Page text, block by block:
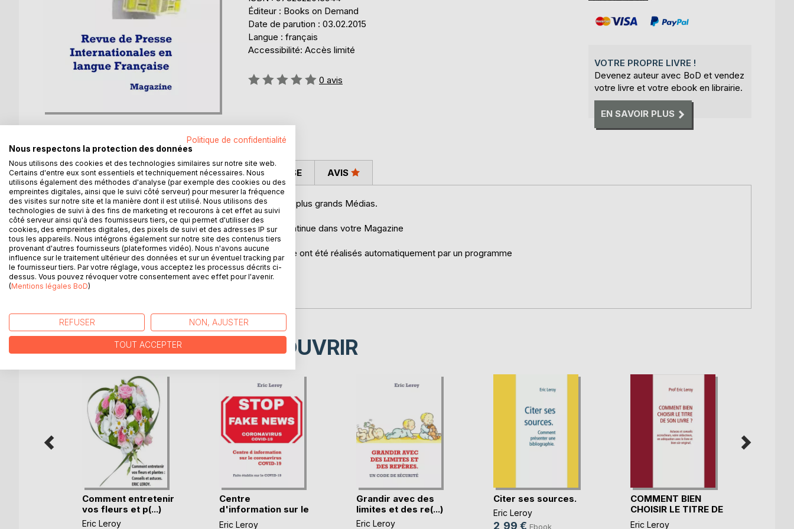
Éditeur : Books on Demand
Date de parution : 03.02.2015
Langue : français
Accessibilité: Accès limité
Évaluation:
0 avis
VOTRE PROPRE LIVRE !
Devenez auteur avec BoD et vendez
votre livre et votre ebook en librairie.
EN SAVOIR PLUS
DESCRIPTION
Revue de Presse Internationales en langue Française des plus grands Médias.
Grâce à une équipe de Journalistes-Valideurs l'info en continue dans votre Magazine
La sélection et le classement des articles de ce magazine ont été réalisés automatiquement par un programme
informatique et validées par notre rédacteur en chef.
.
AUTEUR(S) CRITIQUES PRESSE AVIS
D’AUTRES TITRES À DÉCOUVRIR
Comment entretenir
vos fleurs et p(...)
Eric Leroy
Centre
d'information sur le
corona(...)
Eric Leroy
Grandir avec des
limites et des re(...)
Eric Leroy
Citer ses sources.
Eric Leroy
2,99 € Ebook
COMMENT BIEN
CHOISIR LE TITRE DE
S(...)
Eric Leroy
Politique de confidentialité
Nous respectons la protection des données
Nous utilisons des cookies et des technologies similaires sur notre site web.
Certains d'entre eux sont essentiels et techniquement nécessaires. Nous
utilisons également des méthodes d'analyse (par exemple des cookies ou des
empreintes digitales, ainsi que le suivi côté serveur) pour mesurer la fréquence
des visites sur notre site et la manière dont il est utilisé. Nous utilisons des
technologies de suivi à des fins de marketing et recourons à cet effet au suivi
côté serveur ainsi qu'à des fournisseurs tiers, ce qui permet d'utiliser des
cookies, des empreintes digitales, des pixels de suivi et des adresses IP sur
tous les appareils. Nous intégrons également sur notre site des contenus tiers
provenant d'autres fournisseurs (plateformes vidéo). Nous n'avons aucune
influence sur le traitement ultérieur des données et sur un éventuel tracking par
le fournisseur tiers. Par votre réglage, vous acceptez les processus décrits ci-
dessus. Vous pouvez révoquer votre consentement avec effet pour l'avenir.
(Mentions légales BoD)
REFUSER NON, AJUSTER
TOUT ACCEPTER